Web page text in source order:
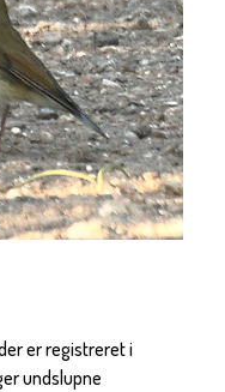
er registreret i
undslupne